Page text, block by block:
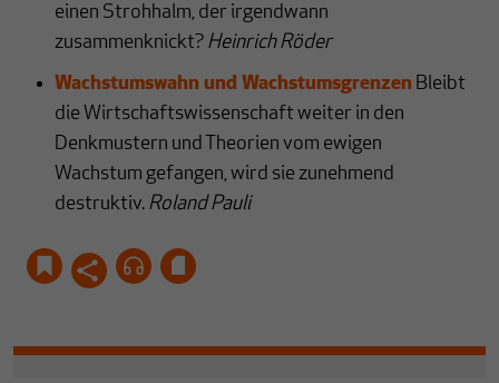
einen Strohhalm, der irgendwann
zusammenknickt? Heinrich Röder
Wachstumswahn und Wachstumsgrenzen Bleibt
die Wirtschaftswissenschaft weiter in den
Denkmustern und Theorien vom ewigen
Wachstum gefangen, wird sie zunehmend
destruktiv. Roland Pauli